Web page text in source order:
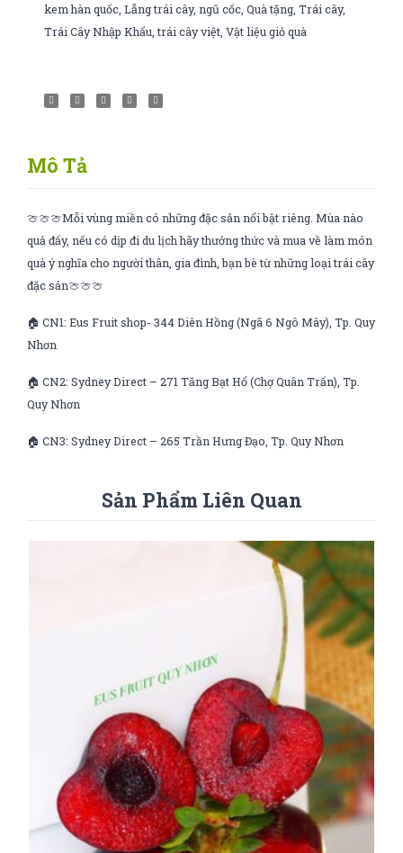
kem hàn quốc ,Lẵng trái cây,ngũ cốc ,Quà tặng ,Trái cây,
Trái Cây Nhập Khẩu ,trái cây việt ,Vật liệu giỏ quà
Mô Tả
🍈🍈🍈Mỗi vùng miền có những đặc sản nổi bật riêng. Mùa nào
quả đấy, nếu có dịp đi du lịch hãy thưởng thức và mua về làm món
quà ý nghĩa cho người thân, gia đình, bạn bè từ những loại trái cây
đặc sản🍈🍈🍈
🏠 CN1: Eus Fruit shop- 344 Diên Hồng (Ngã 6 Ngô Mây), Tp. Quy
Nhơn
🏠 CN2: Sydney Direct – 271 Tăng Bạt Hổ (Chợ Quân Trấn), Tp.
Quy Nhơn
🏠 CN3: Sydney Direct – 265 Trần Hưng Đạo, Tp. Quy Nhơn
Sản Phẩm Liên Quan